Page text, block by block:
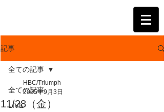
記事
全ての記事
LIVE
全ての記事
11/28（金）
HBC/Triumph
2025年9月3日